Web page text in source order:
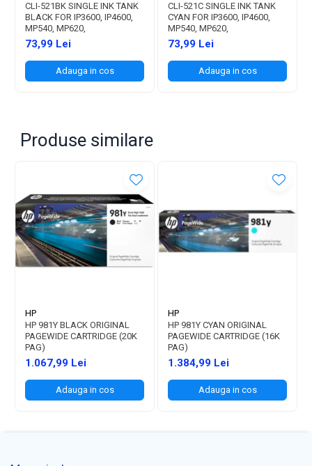
CLI-521BK SINGLE INK TANK
BLACK FOR IP3600, IP4600,
MP540, MP620,
73,99 Lei
Adauga in cos
CLI-521C SINGLE INK TANK
CYAN FOR IP3600, IP4600,
MP540, MP620,
73,99 Lei
Adauga in cos
Produse similare
HP
HP 981Y BLACK ORIGINAL
PAGEWIDE CARTRIDGE (20K
PAG)
1.067,99 Lei
Adauga in cos
HP
HP 981Y CYAN ORIGINAL
PAGEWIDE CARTRIDGE (16K
PAG)
1.384,99 Lei
Adauga in cos